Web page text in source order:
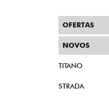
OFERTAS
NOVOS
TITANO
STRADA